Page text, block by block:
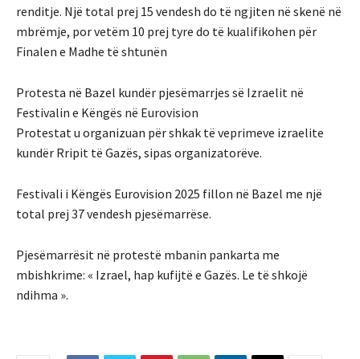
renditje. Një total prej 15 vendesh do të ngjiten në skenë në
mbrëmje, por vetëm 10 prej tyre do të kualifikohen për
Finalen e Madhe të shtunën
Protesta në Bazel kundër pjesëmarrjes së Izraelit në
Festivalin e Këngës në Eurovision
Protestat u organizuan për shkak të veprimeve izraelite
kundër Rripit të Gazës, sipas organizatorëve.
Festivali i Këngës Eurovision 2025 fillon në Bazel me një
total prej 37 vendesh pjesëmarrëse.
Pjesëmarrësit në protestë mbanin pankarta me
mbishkrime: « Izrael, hap kufijtë e Gazës. Le të shkojë
ndihma ».